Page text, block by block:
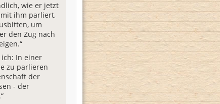
wie er jetzt
ihm parliert,
um
den Zug nach
ich: In einer
zu parlieren
der
- der